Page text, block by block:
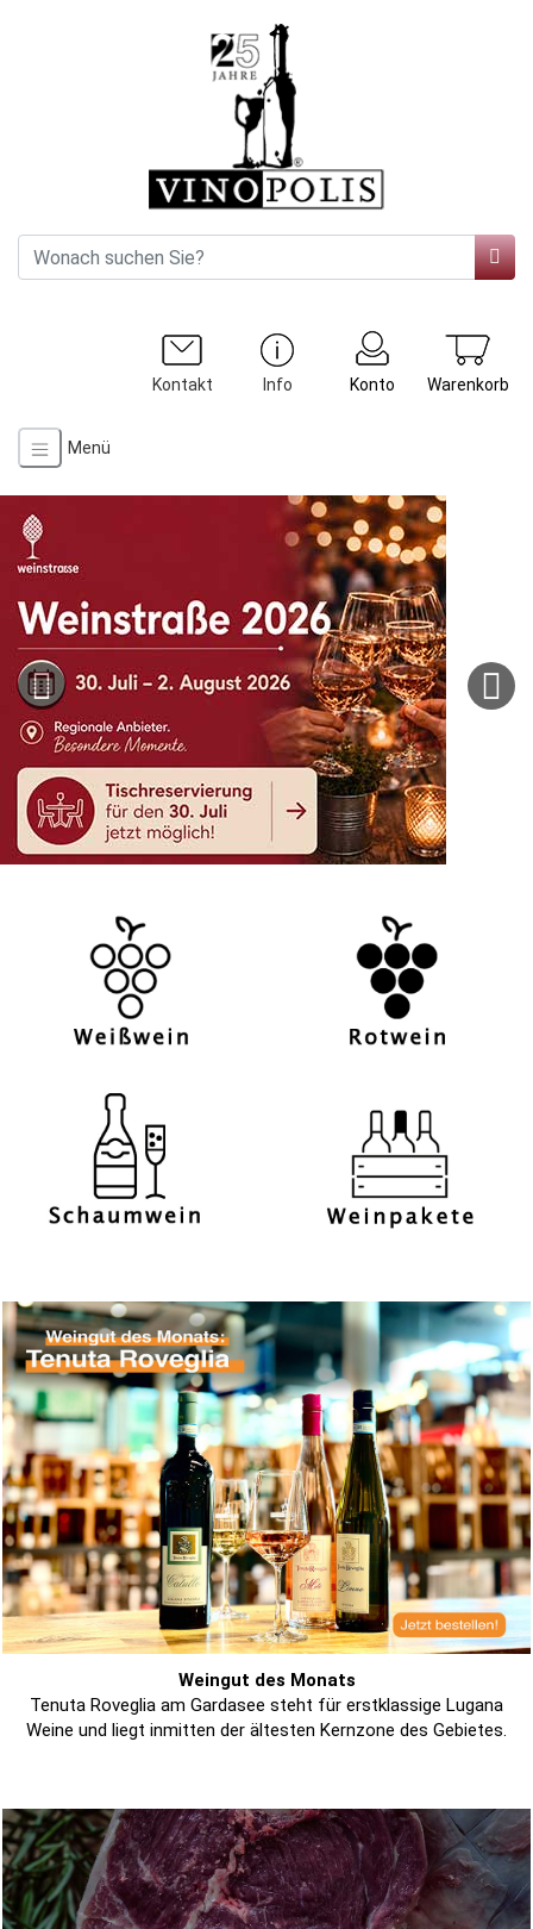
Warenkorb
Konto
Info
Kontakt
Menü
Previous
Weingut des Monats
Tenuta Roveglia am Gardasee steht für erstklassige Lugana
Weine und liegt inmitten der ältesten Kernzone des Gebietes.